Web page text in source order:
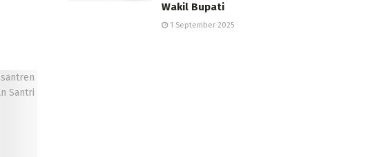
Wakil Bupati
1 September 2025